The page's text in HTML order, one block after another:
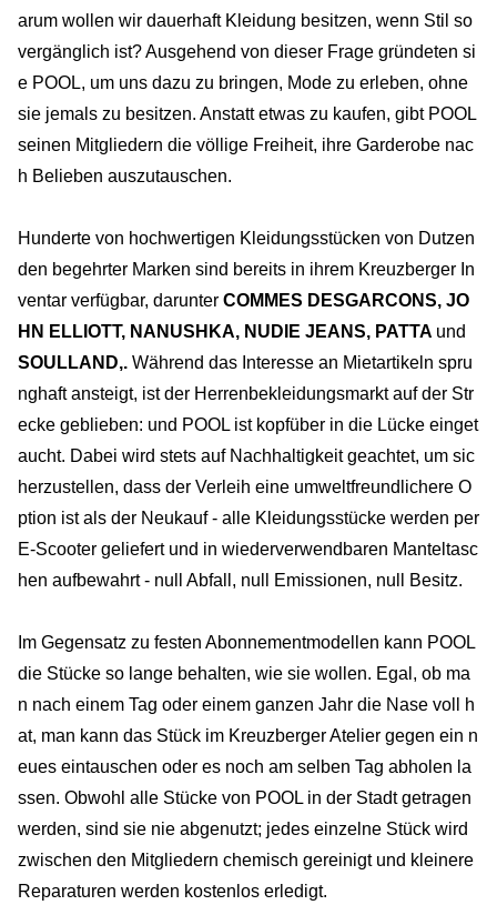
arum wollen wir dauerhaft Kleidung besitzen, wenn Stil so
vergänglich ist? Ausgehend von dieser Frage gründeten si
e POOL, um uns dazu zu bringen, Mode zu erleben, ohne
sie jemals zu besitzen. Anstatt etwas zu kaufen, gibt POOL
seinen Mitgliedern die völlige Freiheit, ihre Garderobe nac
h Belieben auszutauschen.
Hunderte von hochwertigen Kleidungsstücken von Dutzen
den begehrter Marken sind bereits in ihrem Kreuzberger In
ventar verfügbar, darunter COMMES DESGARCONS, JO
HN ELLIOTT, NANUSHKA, NUDIE JEANS, PATTA und
SOULLAND,. Während das Interesse an Mietartikeln spru
nghaft ansteigt, ist der Herrenbekleidungsmarkt auf der Str
ecke geblieben: und POOL ist kopfüber in die Lücke einget
aucht. Dabei wird stets auf Nachhaltigkeit geachtet, um sic
herzustellen, dass der Verleih eine umweltfreundlichere O
ption ist als der Neukauf - alle Kleidungsstücke werden per
E-Scooter geliefert und in wiederverwendbaren Manteltasc
hen aufbewahrt - null Abfall, null Emissionen, null Besitz.
Im Gegensatz zu festen Abonnementmodellen kann POOL
die Stücke so lange behalten, wie sie wollen. Egal, ob ma
n nach einem Tag oder einem ganzen Jahr die Nase voll h
at, man kann das Stück im Kreuzberger Atelier gegen ein n
eues eintauschen oder es noch am selben Tag abholen la
ssen. Obwohl alle Stücke von POOL in der Stadt getragen
werden, sind sie nie abgenutzt; jedes einzelne Stück wird
zwischen den Mitgliedern chemisch gereinigt und kleinere
Reparaturen werden kostenlos erledigt.